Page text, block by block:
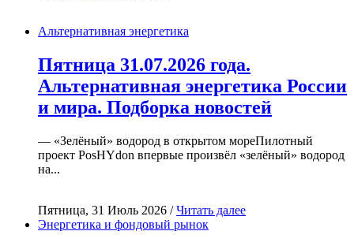
Альтернативная энергетика
Пятница 31.07.2026 года.
Альтернативная энергетика России
и мира. Подборка новостей
— «Зелёный» водород в открытом мореПилотный
проект PosHYdon впервые произвёл «зелёный» водород
на...
Пятница, 31 Июль 2026 /Читать далее
Энергетика и фондовый рынок